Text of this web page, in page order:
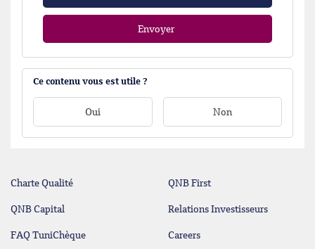
Envoyer
Ce contenu vous est utile ?
Oui Non
Charte Qualité QNB First
QNB Capital Relations Investisseurs
FAQ TuniChèque Careers